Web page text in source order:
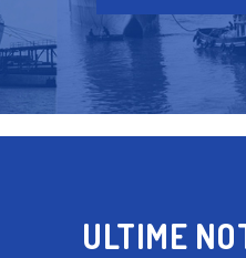
ULTIME